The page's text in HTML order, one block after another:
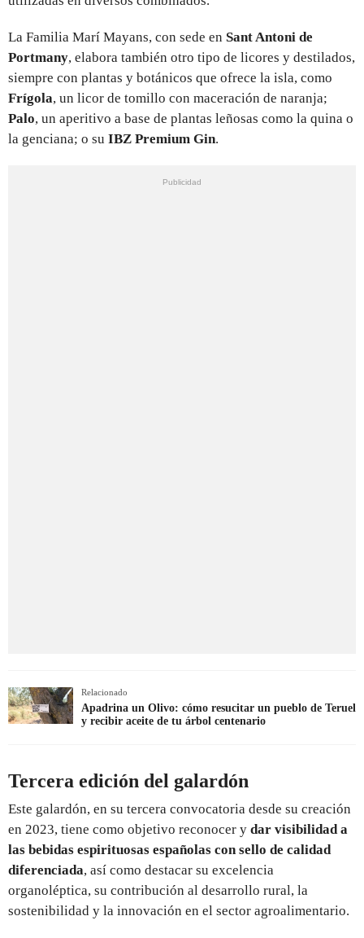
La Familia Marí Mayans, con sede en Sant Antoni de
Portmany, elabora también otro tipo de licores y destilados,
siempre con plantas y botánicos que ofrece la isla, como
Frígola, un licor de tomillo con maceración de naranja;
Palo, un aperitivo a base de plantas leñosas como la quina o
la genciana; o su IBZ Premium Gin.
Relacionado
Apadrina un Olivo: cómo resucitar un pueblo de Teruel
y recibir aceite de tu árbol centenario
Tercera edición del galardón
Este galardón, en su tercera convocatoria desde su creación
en 2023, tiene como objetivo reconocer y dar visibilidad a
las bebidas espirituosas españolas con sello de calidad
diferenciada, así como destacar su excelencia
organoléptica, su contribución al desarrollo rural, la
sostenibilidad y la innovación en el sector agroalimentario.